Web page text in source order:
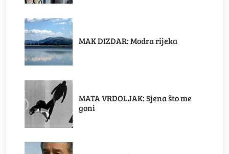
MAK DIZDAR: Modra rijeka
MATA VRDOLJAK: Sjena što me
goni